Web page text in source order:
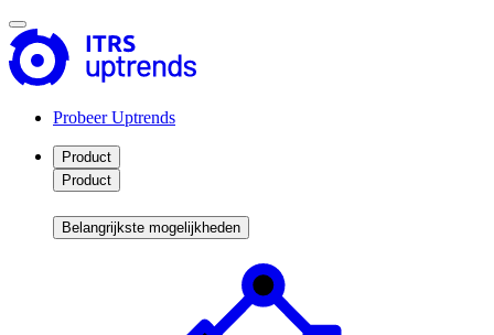
Probeer Uptrends
Product
Product
Belangrijkste mogelijkheden